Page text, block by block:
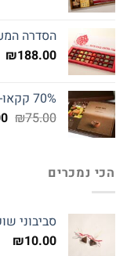
הסדרה
₪188.00
70% קקאו- הספר לאוהבי השוקולד
₪75.00
הכי נמכרים
סביבוני
₪10.00